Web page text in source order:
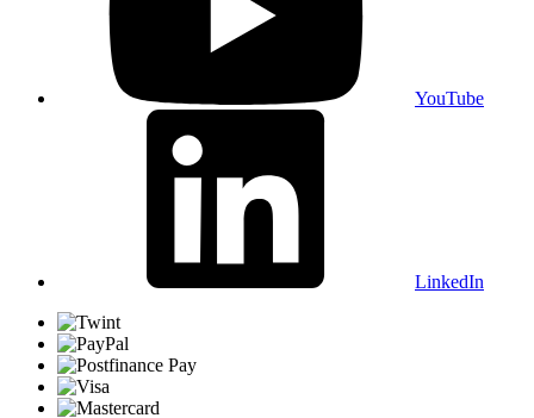
YouTube
LinkedIn